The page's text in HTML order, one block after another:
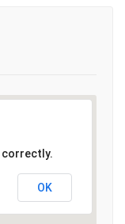
correctly.
OK